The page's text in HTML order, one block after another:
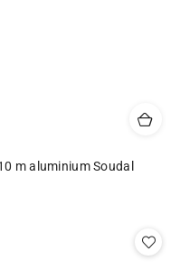
m aluminium Soudal